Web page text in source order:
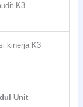
K3
kinerja K3
Unit